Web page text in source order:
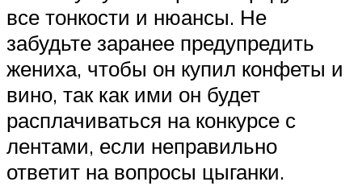
все тонкости и нюансы. Не
забудьте заранее предупредить
жениха, чтобы он купил конфеты и
вино, так как ими он будет
расплачиваться на конкурсе с
лентами, если неправильно
ответит на вопросы цыганки.